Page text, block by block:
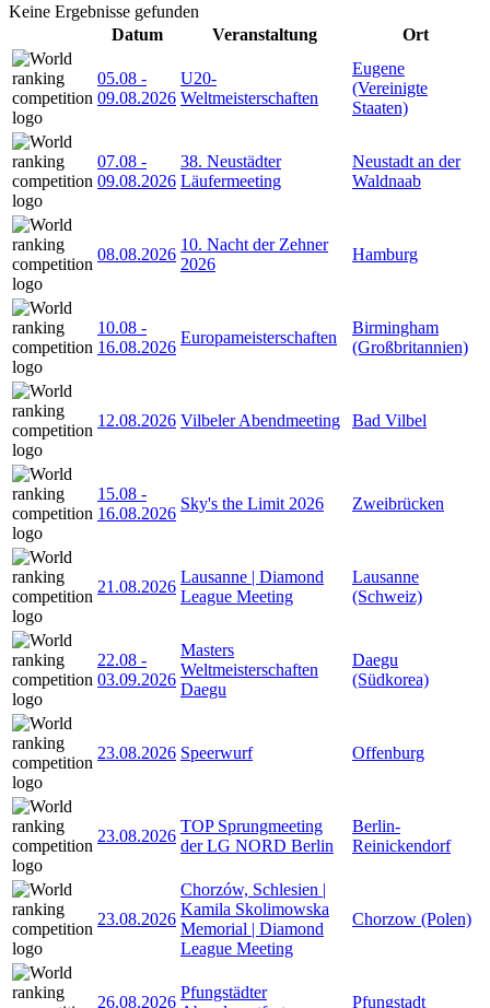
Keine Ergebnisse gefunden
Datum
Veranstaltung Ort
05.08 -
09.08.2026
U20-
Weltmeisterschaften
Eugene
(Vereinigte
Staaten)
07.08 -
09.08.2026
38. Neustädter
Läufermeeting
Neustadt an der
Waldnaab
08.08.2026
10. Nacht der Zehner
2026
Hamburg
10.08 -
16.08.2026
Europameisterschaften
Birmingham
(Großbritannien)
12.08.2026 Vilbeler Abendmeeting Bad Vilbel
15.08 -
16.08.2026
Sky's the Limit 2026 Zweibrücken
21.08.2026
Lausanne | Diamond
League Meeting
Lausanne
(Schweiz)
22.08 -
03.09.2026
Masters
Weltmeisterschaften
Daegu
Daegu
(Südkorea)
23.08.2026 Speerwurf Offenburg
23.08.2026
TOP Sprungmeeting
der LG NORD Berlin
Berlin-
Reinickendorf
23.08.2026
Chorzów, Schlesien |
Kamila Skolimowska
Memorial | Diamond
League Meeting
Chorzow (Polen)
26.08.2026
Pfungstädter
Pfungstadt